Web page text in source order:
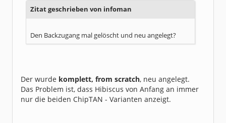
Zitat geschrieben von infoman
Den Backzugang mal gelöscht und neu angelegt?
Der wurde komplett, from scratch, neu angelegt.
Das Problem ist, dass Hibiscus von Anfang an immer
nur die beiden ChipTAN - Varianten anzeigt.